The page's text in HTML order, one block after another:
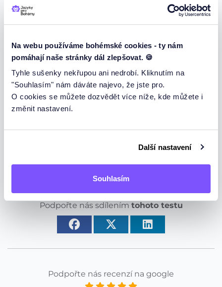
Na webu používáme bohémské cookies - ty nám
pomáhají naše stránky dál zlepšovat. 🍪
Tyhle sušenky nekřupou ani nedrobí. Kliknutím na
"Souhlasím" nám dáváte najevo, že jste pro.
O cookies se můžete dozvědět více níže, kde můžete i
změnit nastavení.
Další nastavení
Souhlasím
9. Wir kennen dich ____ nicht!
sondern
10. Sie sind keine Rockband, ____ eine Popband.
aber
sondern
11. Sie sind keine Rock-Band, ____ ich mag sie
(1 bod)
Podpořte nás sdílením tohoto testu
Podpořte nás recenzí na google